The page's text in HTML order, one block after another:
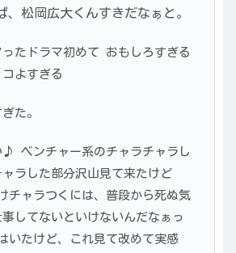
、松岡広大くんすきだなぁと。
ったドラマ初めて おもしろすぎる
よすぎる
た。
♪ ベンチャー系のチャラチャラし
ラした部分沢山見て来たけど
チャラつくには、普段から死ぬ気
してないといけないんだなぁっ
たけど、これ見て改めて実感